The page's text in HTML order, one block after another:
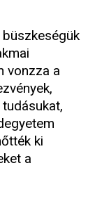
vonzza a
ki
a